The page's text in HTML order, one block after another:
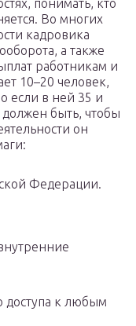
понимать, кто
Во многих
кадровика
а также
работникам и
10–20 человек,
если в ней 35 и
быть, чтобы
он
Федерации.
доступа к любым